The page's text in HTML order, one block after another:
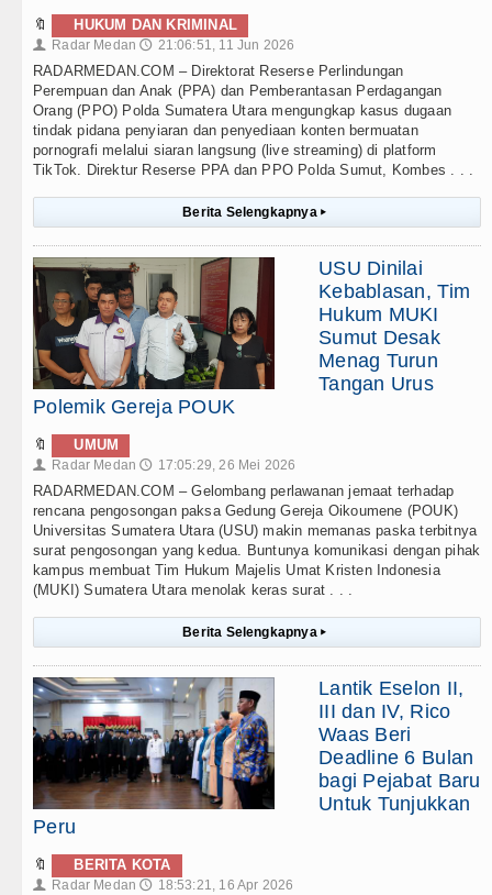
🔖 HUKUM DAN KRIMINAL
👤 Radar Medan 🕔 21:06:51, 11 Jun 2026
RADARMEDAN.COM – Direktorat Reserse Perlindungan
Perempuan dan Anak (PPA) dan Pemberantasan Perdagangan
Orang (PPO) Polda Sumatera Utara mengungkap kasus dugaan
tindak pidana penyiaran dan penyediaan konten bermuatan
pornografi melalui siaran langsung (live streaming) di platform
TikTok. Direktur Reserse PPA dan PPO Polda Sumut, Kombes . . .
Berita Selengkapnya ▸
USU Dinilai
Kebablasan, Tim
Hukum MUKI
Sumut Desak
Menag Turun
Tangan Urus
Polemik Gereja POUK
🔖 UMUM
👤 Radar Medan 🕔 17:05:29, 26 Mei 2026
RADARMEDAN.COM – Gelombang perlawanan jemaat terhadap
rencana pengosongan paksa Gedung Gereja Oikoumene (POUK)
Universitas Sumatera Utara (USU) makin memanas paska terbitnya
surat pengosongan yang kedua. Buntunya komunikasi dengan pihak
kampus membuat Tim Hukum Majelis Umat Kristen Indonesia
(MUKI) Sumatera Utara menolak keras surat . . .
Berita Selengkapnya ▸
Lantik Eselon II,
III dan IV, Rico
Waas Beri
Deadline 6 Bulan
bagi Pejabat Baru
Untuk Tunjukkan
Peru
🔖 BERITA KOTA
👤 Radar Medan 🕔 18:53:21, 16 Apr 2026